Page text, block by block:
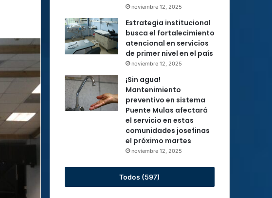
noviembre 12, 2025
Estrategia institucional
busca el fortalecimiento
atencional en servicios
de primer nivel en el país
noviembre 12, 2025
¡Sin agua!
Mantenimiento
preventivo en sistema
Puente Mulas afectará
el servicio en estas
comunidades josefinas
el próximo martes
noviembre 12, 2025
Todos (597)